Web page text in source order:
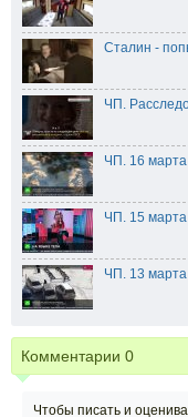
Сталин -
ЧП.
ЧП. 16 марта
ЧП. 15 марта
ЧП. 13 марта
Комментарии 0
Чтобы писать и